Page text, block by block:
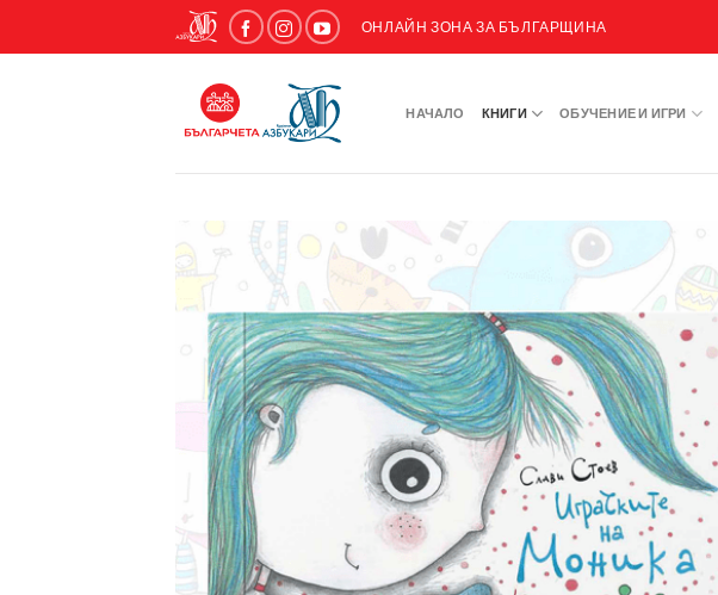
ОНЛАЙН ЗОНА ЗА БЪЛГАРЩИНА
НАЧАЛО КНИГИ ОБУЧЕНИЕ И ИГРИ